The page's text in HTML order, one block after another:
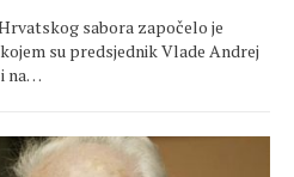
sabora započelo je
su predsjednik Vlade Andrej
na…